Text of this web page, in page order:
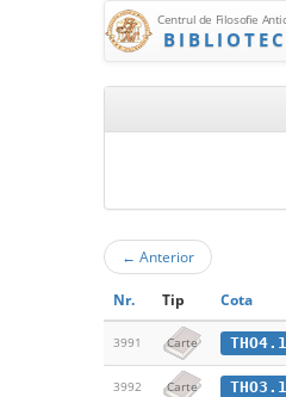
Centrul de Filosofie
← Anterior
Nr. Tip Cota
3991 Carte
3992 Carte THO3.1